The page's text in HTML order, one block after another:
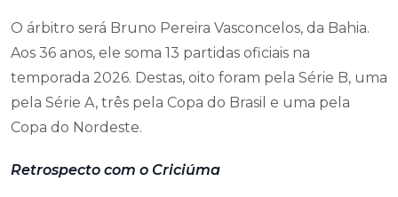
O árbitro será Bruno Pereira Vasconcelos, da Bahia.
Aos 36 anos, ele soma 13 partidas oficiais na
temporada 2026. Destas, oito foram pela Série B, uma
pela Série A, três pela Copa do Brasil e uma pela
Copa do Nordeste.
Retrospecto com o Criciúma